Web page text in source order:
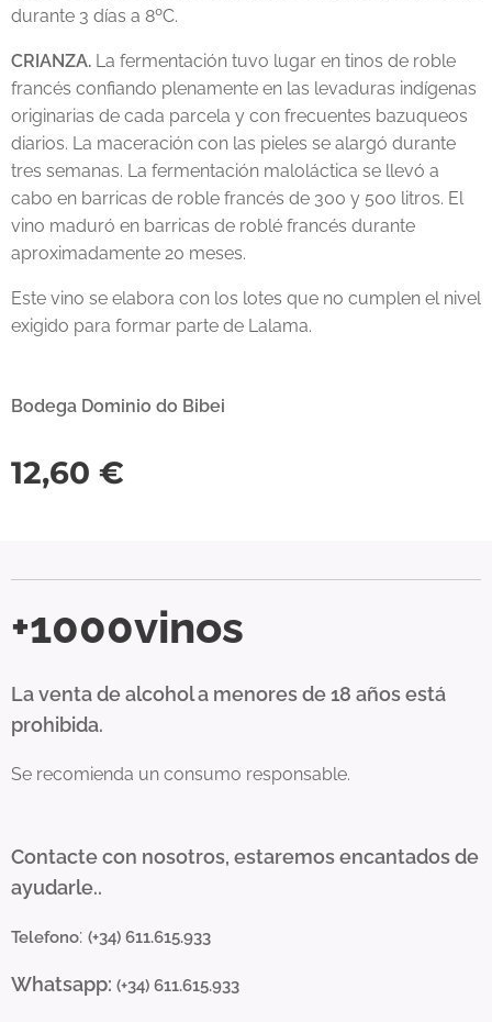
durante 3 días a 8ºC.
CRIANZA. La fermentación tuvo lugar en tinos de roble
francés confiando plenamente en las levaduras indígenas
originarias de cada parcela y con frecuentes bazuqueos
diarios. La maceración con las pieles se alargó durante
tres semanas. La fermentación maloláctica se llevó a
cabo en barricas de roble francés de 300 y 500 litros. El
vino maduró en barricas de roblé francés durante
aproximadamente 20 meses.
Este vino se elabora con los lotes que no cumplen el nivel
exigido para formar parte de Lalama.
Bodega Dominio do Bibei
12,60 €
+1000vinos
La venta de alcohol a menores de 18 años está
prohibida.
Se recomienda un consumo responsable.
Contacte con nosotros, estaremos encantados de
ayudarle..
Telefono: (+34) 611.615.933
Whatsapp: (+34) 611.615.933